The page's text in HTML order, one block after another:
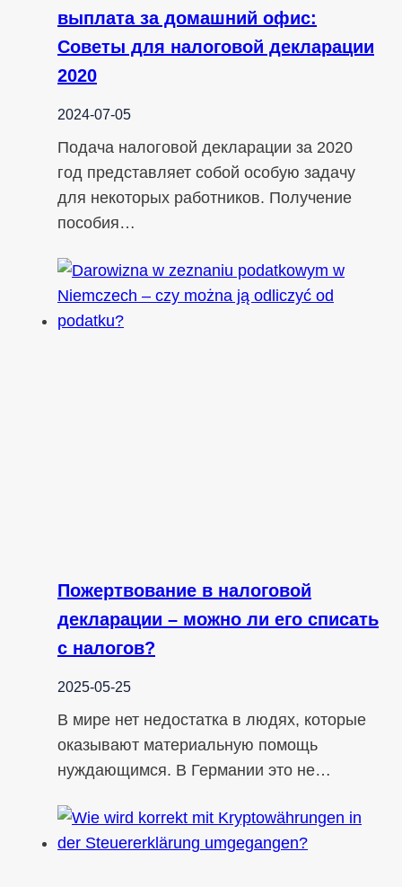
выплата за домашний офис:
Советы для налоговой декларации
2020
2024-07-05
Подача налоговой декларации за 2020
год представляет собой особую задачу
для некоторых работников. Получение
пособия…
Пожертвование в налоговой
декларации – можно ли его списать
с налогов?
2025-05-25
В мире нет недостатка в людях, которые
оказывают материальную помощь
нуждающимся. В Германии это не…